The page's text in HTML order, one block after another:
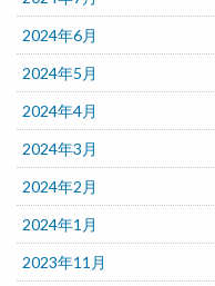
2024年6月
2024年5月
2024年4月
2024年3月
2024年2月
2024年1月
2023年11月